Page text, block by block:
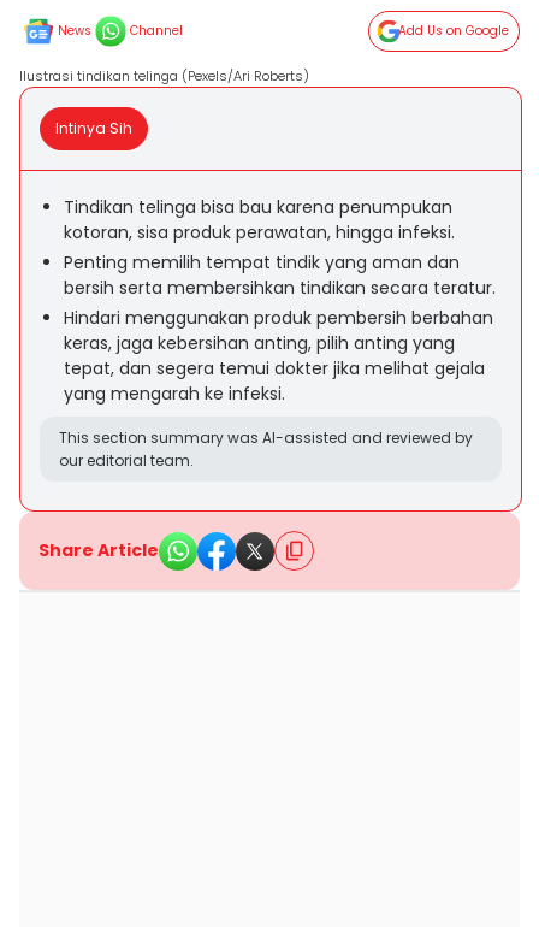
News Channel Add Us on Google
Ilustrasi tindikan telinga (Pexels/Ari Roberts)
Intinya Sih
Tindikan telinga bisa bau karena penumpukan
kotoran, sisa produk perawatan, hingga infeksi.
Penting memilih tempat tindik yang aman dan
bersih serta membersihkan tindikan secara teratur.
Hindari menggunakan produk pembersih berbahan
keras, jaga kebersihan anting, pilih anting yang
tepat, dan segera temui dokter jika melihat gejala
yang mengarah ke infeksi.
This section summary was AI-assisted and reviewed by
our editorial team.
Share Article